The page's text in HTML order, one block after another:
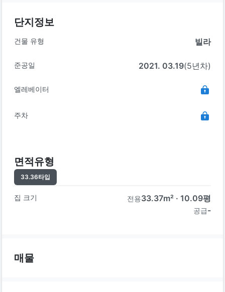
단지정보
건물 유형 빌라
준공일 2021. 03.19(5년차)
엘레베이터
주차
면적유형
33.36타입
집 크기 전용33.37m² · 10.09평
공급-
매물